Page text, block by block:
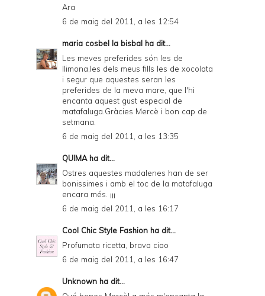
Ara
6 de maig del 2011, a les 12:54
maria cosbel la bisbal ha dit...
Les meves preferides són les de
llimona,les dels meus fills les de xocolata
i segur que aquestes seran les
preferides de la meva mare, que l'hi
encanta aquest gust especial de
matafaluga.Gràcies Mercè i bon cap de
setmana.
6 de maig del 2011, a les 13:35
QUIMAha dit...
Ostres aquestes madalenes han de ser
bonissimes i amb el toc de la matafaluga
encara més. ¡¡¡
6 de maig del 2011, a les 16:17
Cool Chic Style Fashion ha dit...
Profumata ricetta, brava ciao
6 de maig del 2011, a les 16:47
Unknown ha dit...